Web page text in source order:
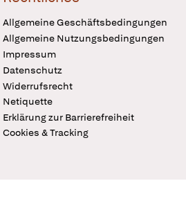
Allgemeine Geschäftsbedingungen
Allgemeine Nutzungsbedingungen
Impressum
Datenschutz
Widerrufsrecht
Netiquette
Erklärung zur Barrierefreiheit
Cookies & Tracking